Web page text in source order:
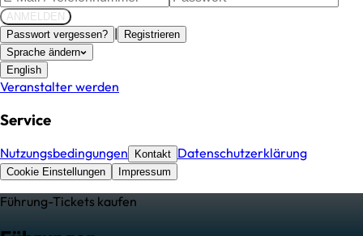
ANMELDEN
Passwort vergessen? |
Registrieren
Sprache ändern
English
Veranstalter werden
Service
Nutzungsbedingungen Kontakt Datenschutzerklärung
Cookie Einstellungen Impressum
Führung-Tickets kaufen